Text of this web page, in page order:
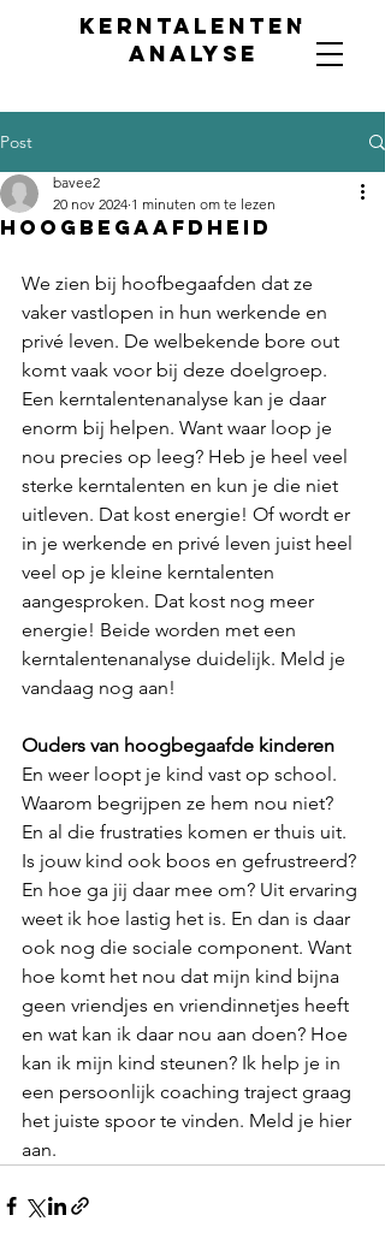
Kerntalenten
analyse
Post
Hoogbegaafdheid
bavee2
20 nov 2024 1 minuten om te lezen
We zien bij hoofbegaafden dat ze
vaker vastlopen in hun werkende en
privé leven. De welbekende bore out
komt vaak voor bij deze doelgroep.
Een kerntalentenanalyse kan je daar
enorm bij helpen. Want waar loop je
nou precies op leeg? Heb je heel veel
sterke kerntalenten en kun je die niet
uitleven. Dat kost energie! Of wordt er
in je werkende en privé leven juist heel
veel op je kleine kerntalenten
aangesproken. Dat kost nog meer
energie! Beide worden met een
kerntalentenanalyse duidelijk. Meld je
vandaag nog aan!
Ouders van hoogbegaafde kinderen
En weer loopt je kind vast op school.
Waarom begrijpen ze hem nou niet?
En al die frustraties komen er thuis uit.
Is jouw kind ook boos en gefrustreerd?
En hoe ga jij daar mee om? Uit ervaring
weet ik hoe lastig het is. En dan is daar
ook nog die sociale component. Want
hoe komt het nou dat mijn kind bijna
geen vriendjes en vriendinnetjes heeft
en wat kan ik daar nou aan doen? Hoe
kan ik mijn kind steunen? Ik help je in
een persoonlijk coaching traject graag
het juiste spoor te vinden. Meld je hier
aan.